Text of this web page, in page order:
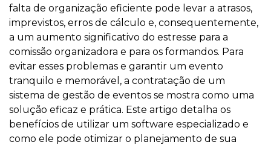
falta de organização eficiente pode levar a atrasos,
imprevistos, erros de cálculo e, consequentemente,
a um aumento significativo do estresse para a
comissão organizadora e para os formandos. Para
evitar esses problemas e garantir um evento
tranquilo e memorável, a contratação de um
sistema de gestão de eventos se mostra como uma
solução eficaz e prática. Este artigo detalha os
benefícios de utilizar um software especializado e
como ele pode otimizar o planejamento de sua